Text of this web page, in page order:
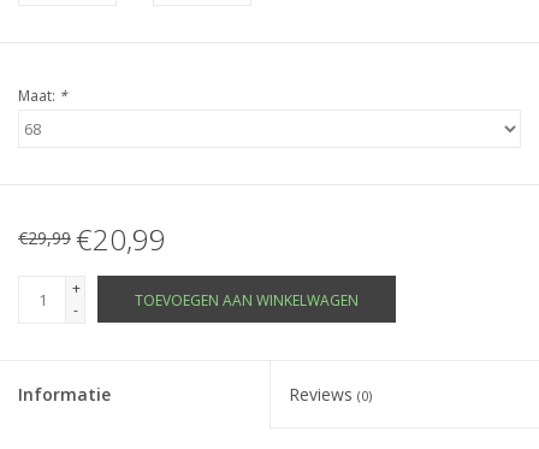
Maat: *
€29,99 €20,99
+
-
TOEVOEGEN AAN WINKELWAGEN
Informatie Reviews (0)